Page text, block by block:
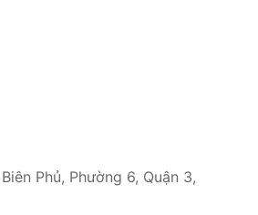
Phủ, Phường 6, Quận 3,